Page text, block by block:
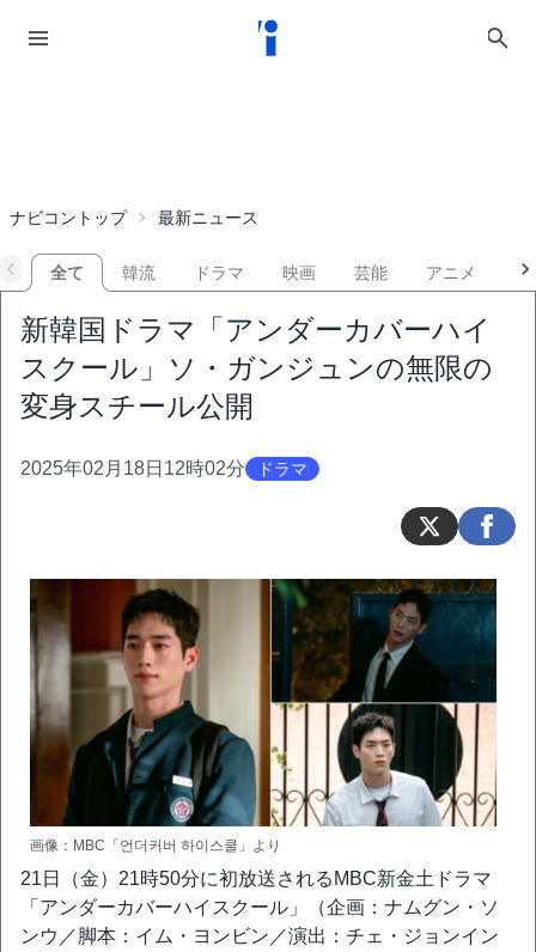
ナビコントップ 最新ニュース
全て 韓流 ドラマ 映画 芸能 アニメ
新韓国ドラマ「アンダーカバーハイ
スクール」ソ・ガンジュンの無限の
変身スチール公開
2025年02月18日12時02分 ドラマ
画像：MBC「언더커버 하이스쿨」より
21日（金）21時50分に初放送されるMBC新金土ドラマ
「アンダーカバーハイスクール」（企画：ナムグン・ソ
ンウ／脚本：イム・ヨンビン／演出：チェ・ジョンイン